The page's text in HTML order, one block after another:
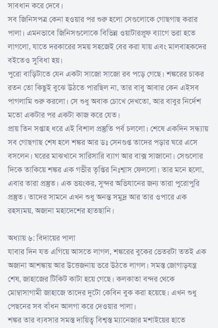
সাবধান করে দেবে।
সব জিনিসপত্র কেনা হওয়ার পর শুরু হলো সেগুলোকে গোছগাছ করার
পালা। এমনভাবে জিনিসগুলোকে বিভিন্ন ওয়াটারপ্রুফ ব্যাগে ভরা হতে
লাগলো, যাতে দরকারের সময় সহজেই বের করা যায় এবং মালবাহকদের
বইতেও সুবিধা হয়।
পুরো বাড়িটাতে যেন একটা সাজো সাজো রব পড়ে গেছে। শঙ্করের চাকর
রতন তো কিছুই বুঝে উঠতে পারছিল না, তার বাবু আবার কেন এইসব
পাগলামি শুরু করলো। সে শুধু অবাক চোখে দেখতো, আর বাবুর নির্দেশ
মতো একটার পর একটা কাজ করে যেত।
প্রায় তিন সপ্তাহ ধরে এই বিশাল প্রস্তুতি পর্ব চললো। শেষে একদিন সন্ধ্যায়
সব গোছগাছ শেষ হলে শঙ্কর আর ডঃ সেনগুপ্ত তাদের পড়ার ঘরে এসে
বসলেন। ঘরের মাঝখানে সারিসারি ব্যাগ আর বাক্স সাজানো। সেগুলোর
দিকে তাকিয়ে শঙ্কর এক গভীর তৃপ্তির নিঃশ্বাস ফেললো। তার মনে হলো,
এবার তারা প্রস্তুত। এক ভয়ংকর, সুন্দর অভিযানের জন্য তারা পুরোপুরি
প্রস্তুত। তাদের সামনে এখন শুধু অনন্ত সমুদ্র আর তার ওপারে এক
রহস্যময়, অজানা মহাদেশের হাতছানি।
অধ্যায় ৬: বিদায়ের পালা
যাবার দিন যত এগিয়ে আসতে লাগল, শঙ্করের বুকের ভেতরটা ততই এক
অজানা আশঙ্কায় আর উত্তেজনায় ভরে উঠতে লাগল। সমস্ত জোগাড়যন্ত্র
শেষ, জাহাজের টিকিট কাটা হয়ে গেছে। কলকাতা বন্দর থেকে
মোম্বাসাগামী জাহাজে তাদের দুটো কেবিন বুক করা হয়েছে। এখন শুধু
পেছনের সব বাঁধন আলগা করে দেওয়ার পালা।
শঙ্কর তার ব্যবসার সমস্ত দায়িত্ব বিশ্বস্ত ম্যানেজার মশাইয়ের হাতে